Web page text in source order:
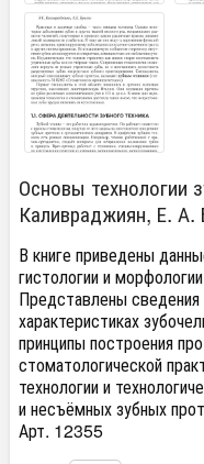
Основы технологии
Каливраджиян, Е. А.
В книге приведены
гистологии и
Представлены сведения
характеристиках
принципы построения
стоматологической
технологии и
и несъёмных зубных
Арт. 12355